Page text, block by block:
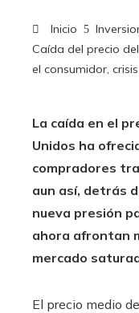
Inicio
Caída del precio
el consumidor,
La caída en el
Unidos ha
compradores
aun así, detrás
nueva presión
ahora afrontan
mercado
El precio medio